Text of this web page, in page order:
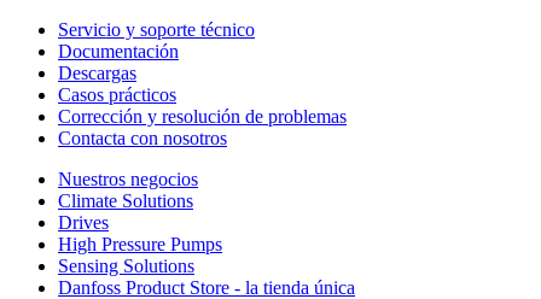
Servicio y soporte técnico
Documentación
Descargas
Casos prácticos
Corrección y resolución de problemas
Contacta con nosotros
Nuestros negocios
Climate Solutions
Drives
High Pressure Pumps
Sensing Solutions
Danfoss Product Store - la tienda única